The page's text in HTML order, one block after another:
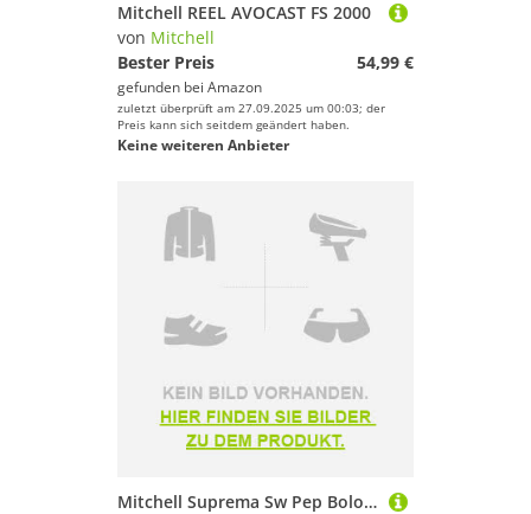
Mitchell REEL AVOCAST FS 2000
von Mitchell
Bester Preis
54,99 €
gefunden bei Amazon
zuletzt überprüft am 27.09.2025 um 00:03; der
Preis kann sich seitdem geändert haben.
Keine weiteren Anbieter
Mitchell Suprema Sw Pep Bolognese Rod Silber 4.20 m / 120 g